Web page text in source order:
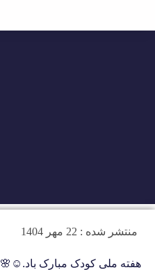
منتشر شده : 22 مهر 1404
هفته ملی کودک مبارک باد.☺️🌸